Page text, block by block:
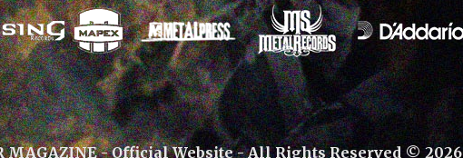
MAGAZINE - Official Website - All Rights Reserved © 2026